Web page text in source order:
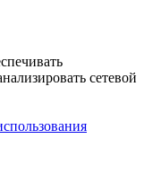
сетевой